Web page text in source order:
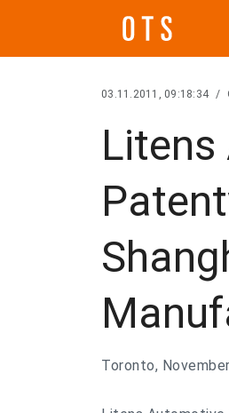
03.11.2011, 09:18:34 /
Toronto,